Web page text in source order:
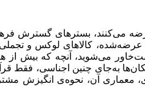
می‌کنند، بسترهای گسترش
عرضه‌شده، کالاهای لوکس و
می‌شوید، آنچه که بیش از
به‌جای چنین اجناسی، فقط
آن، نحوه‌ی انگیزش